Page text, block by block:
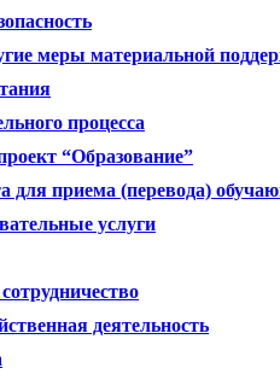
меры материальной
процесса
“Образование”
для приема (перевода)
услуги
деятельность